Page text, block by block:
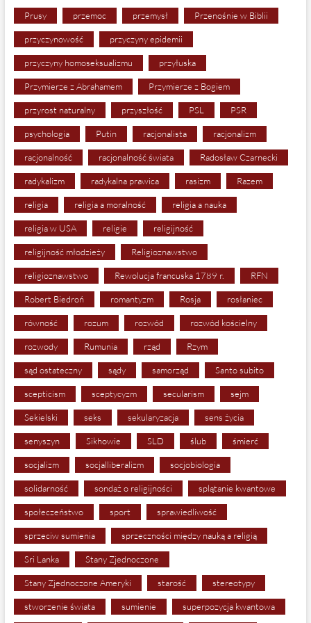
Prusy przemoc przemysł Przenośnie w Biblii
przyczynowość przyczyny epidemii
przyczyny homoseksualizmu przyłuska
Przymierze z Abrahamem Przymierze z Bogiem
przyrost naturalny przyszłość PSL PSR
psychologia Putin racjonalista racjonalizm
racjonalność racjonalność świata Radosław Czarnecki
radykalizm radykalna prawica rasizm Razem
religia religia a moralność religia a nauka
religia w USA religie religijność
religijność młodzieży Religioznawstwo
religioznawstwo Rewolucja francuska 1789 r. RFN
Robert Biedroń romantyzm Rosja rosłaniec
równość rozum rozwód rozwód kościelny
rozwody Rumunia rząd Rzym
sąd ostateczny sądy samorząd Santo subito
scepticism sceptycyzm secularism sejm
Sekielski seks sekularyzacja sens życia
senyszyn Sikhowie SLD ślub śmierć
socjalizm socjalliberalizm socjobiologia
solidarność sondaż o religijności splątanie kwantowe
społeczeństwo sport sprawiedliwość
sprzeciw sumienia sprzeczności między nauką a religią
Sri Lanka Stany Zjednoczone
Stany Zjednoczone Ameryki starość stereotypy
stworzenie świata sumienie superpozycja kwantowa